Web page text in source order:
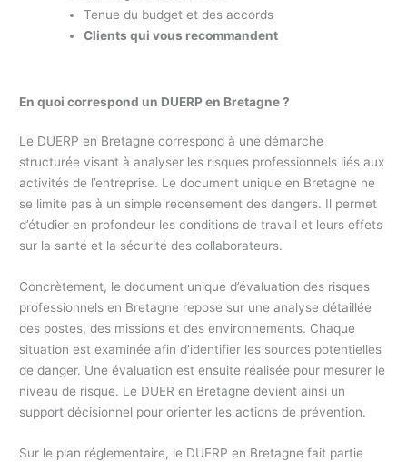
Tenue du budget et des accords
Clients qui vous recommandent
En quoi correspond un DUERP en Bretagne ?
Le DUERP en Bretagne correspond à une démarche
structurée visant à analyser les risques professionnels liés aux
activités de l’entreprise. Le document unique en Bretagne ne
se limite pas à un simple recensement des dangers. Il permet
d’étudier en profondeur les conditions de travail et leurs effets
sur la santé et la sécurité des collaborateurs.
Concrètement, le document unique d’évaluation des risques
professionnels en Bretagne repose sur une analyse détaillée
des postes, des missions et des environnements. Chaque
situation est examinée afin d’identifier les sources potentielles
de danger. Une évaluation est ensuite réalisée pour mesurer le
niveau de risque. Le DUER en Bretagne devient ainsi un
support décisionnel pour orienter les actions de prévention.
Sur le plan réglementaire, le DUERP en Bretagne fait partie